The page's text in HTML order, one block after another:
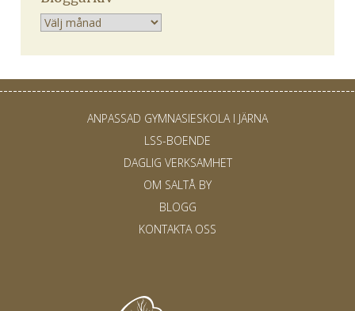
Arkiv
ANPASSAD GYMNASIESKOLA I JÄRNA
LSS-BOENDE
DAGLIG VERKSAMHET
OM SALTÅ BY
BLOGG
KONTAKTA OSS